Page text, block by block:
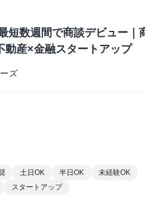
短数週間で商談デビュー｜
動産×金融スタートアップ
ズ
土日OK 半日OK
未経験OK
スタートアップ